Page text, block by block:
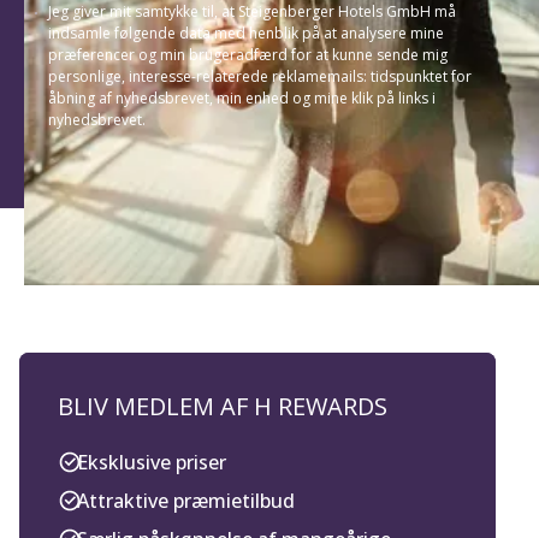
Jeg giver mit samtykke til, at Steigenberger Hotels GmbH må
indsamle følgende data med henblik på at analysere mine
præferencer og min brugeradfærd for at kunne sende mig
personlige, interesse-relaterede reklamemails: tidspunktet for
åbning af nyhedsbrevet, min enhed og mine klik på links i
nyhedsbrevet.
BLIV MEDLEM AF H REWARDS
Eksklusive priser
Attraktive præmietilbud